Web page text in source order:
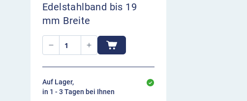
Edelstahlband bis 19
mm Breite
Auf Lager,
in 1 - 3 Tagen bei Ihnen